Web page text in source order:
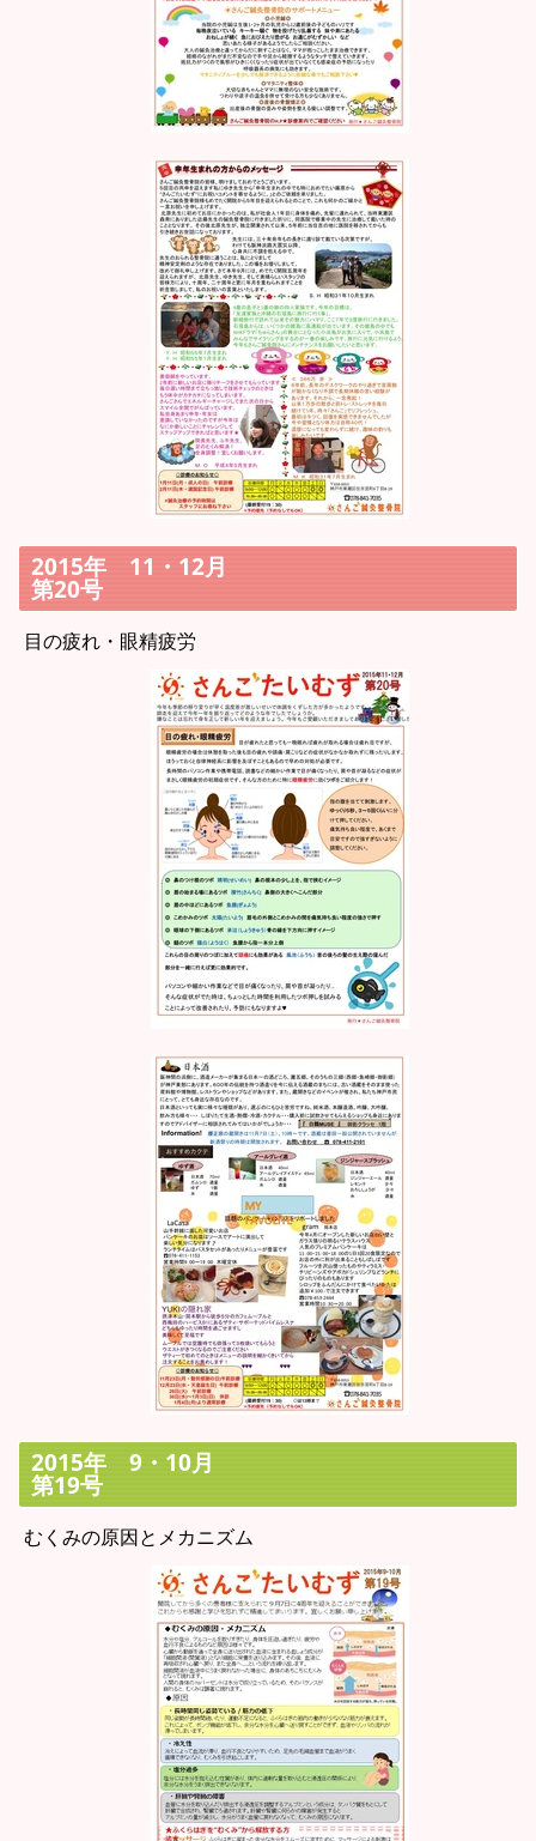
2015年 11・12月
第20号
目の疲れ・眼精疲労
2015年 9・10月
第19号
むくみの原因とメカニズム